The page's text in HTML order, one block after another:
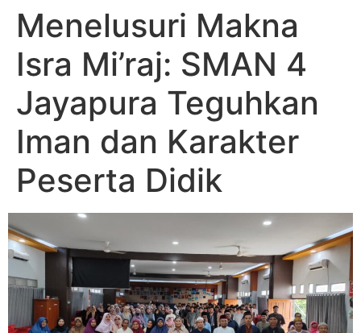
Menelusuri Makna
Isra Mi’raj: SMAN 4
Jayapura Teguhkan
Iman dan Karakter
Peserta Didik